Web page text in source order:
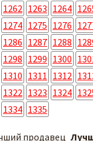
1262 1263 1264
1274 1275 1276
1286 1287 1288
1298 1299 1300
1310 1311 1312
1322 1323 1324
1334 1335